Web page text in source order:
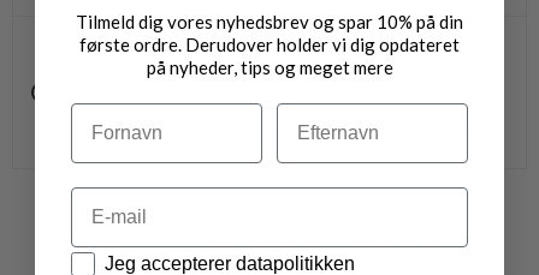
OBS.
Ikke alle vores varer på webshoppen, befinder sig i
vores fysiske butikker.
Kontakt din nærmeste forretning for ydeligere info.
vedr. den ønskede vare.
VARER FRA SAMME MÆRKE
Tilmeld dig vores nyhedsbrev og spar 10% på din
første ordre. Derudover holder vi dig opdateret
på nyheder, tips og meget mere
Navn Efternavn
Email
Datapolitik
Jeg accepterer datapolitikken